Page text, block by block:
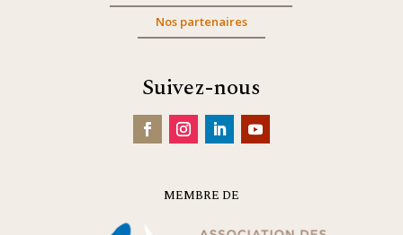
Nos partenaires
Suivez-nous
MEMBRE DE